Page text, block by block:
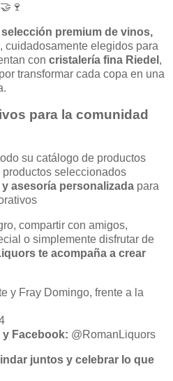
🤝🍷
selección premium de vinos,
, cuidadosamente elegidos para
con cristalería fina Riedel ,
transformar cada copa en una
para la comunidad
su catálogo de productos
productos seleccionados
asesoría personalizada para
compartir con amigos,
o simplemente disfrutar de
te acompaña a crear
y Fray Domingo, frente a la
Facebook: @RomanLiquors
juntos y celebrar lo que